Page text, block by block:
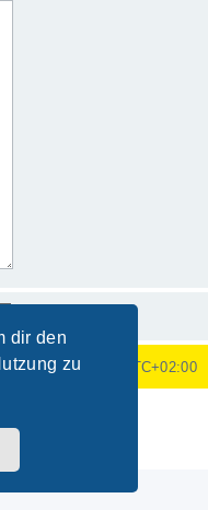
dir den
zu
Alle Zeiten sind UTC+02:00
phpBB.de